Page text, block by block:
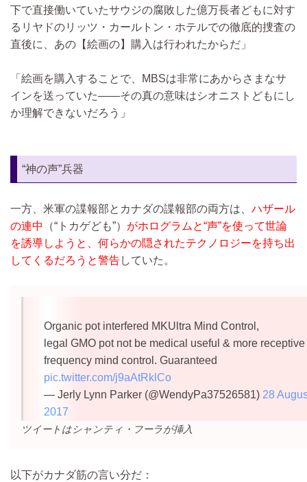
下で直接働いていたサウジの腐敗した億万長者どもに対す
るリヤドのリッツ・カールトン・ホテルでの徹底的捜査の
直後に、あの【絵画の】購入は行われたからだ」
「絵画を購入することで、MBSは非常にあからさまなサ
インを送っていた――その真の意味はシオニストどもにし
か理解できないだろう」
“神の声”兵器
一方、米軍の諜報部とカナダの諜報部の両方は、 ハザール
の連中
（“トカゲども”） がホログラムと“声”を使って世論
を誘導しようと、何らかの隠されたテクノロジーを持ち出
してくるだろうと警告していた。
Organic pot interfered MKUltra Mind Control,
legal GMO pot not be medical useful & more receptive
frequency mind control. Guaranteed
pic.twitter.com/j9aAtRklCo
— Jerly Lynn Parker (@WendyPa37526581) 28
2017
ツイートはシャンティ・フーラが挿入
以下がカナダ筋の言い分だ：